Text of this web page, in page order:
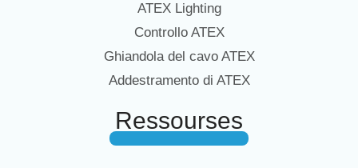
ATEX Lighting
Controllo ATEX
Ghiandola del cavo ATEX
Addestramento di ATEX
Ressourses